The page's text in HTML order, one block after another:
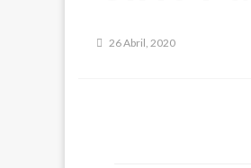
26 Abril, 2020